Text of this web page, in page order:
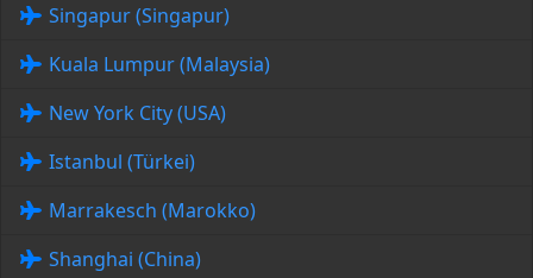
Singapur (Singapur)
Kuala Lumpur (Malaysia)
New York City (USA)
Istanbul (Türkei)
Marrakesch (Marokko)
Shanghai (China)